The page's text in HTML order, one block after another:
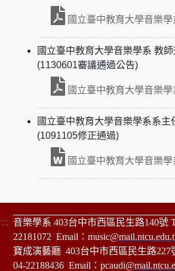
國立臺中教育大學音樂
國立臺中教育大學音樂學系 教
(1130601審議通過公告)
國立臺中教育大學音樂
國立臺中教育大學音樂學系系主
(1091105修正通過)
國立臺中教育大學音樂
::: 音樂學系 403台中市西區民生路140號
22181072 Email：music
寶成演藝廳 403台中市西區民生路227
04-22188436 Email：pcaudi